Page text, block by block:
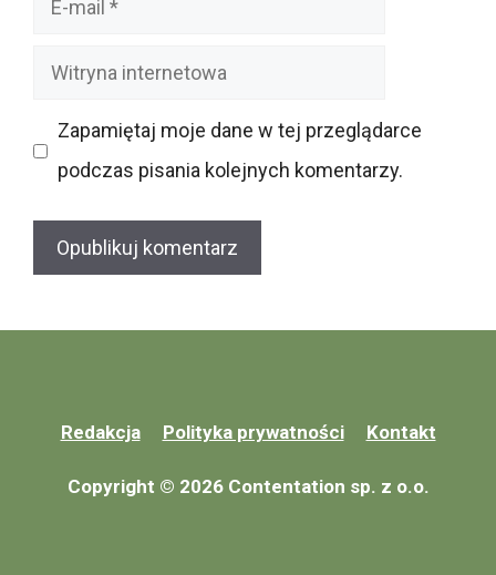
Witryna
Zapamiętaj moje dane w tej przeglądarce
podczas pisania kolejnych komentarzy.
Redakcja Polityka prywatności Kontakt
Copyright © 2026 Contentation sp. z o.o.